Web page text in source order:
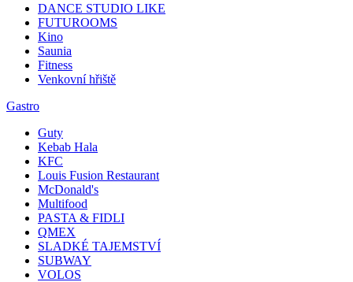
DANCE STUDIO LIKE
FUTUROOMS
Kino
Saunia
Fitness
Venkovní hřiště
Gastro
Guty
Kebab Hala
KFC
Louis Fusion Restaurant
McDonald's
Multifood
PASTA & FIDLI
QMEX
SLADKÉ TAJEMSTVÍ
SUBWAY
VOLOS